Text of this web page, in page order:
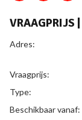
VRAAGPRIJS |
ALGEMEEN
Adres:
Vraagprijs:
Type:
Beschikbaar vanaf: